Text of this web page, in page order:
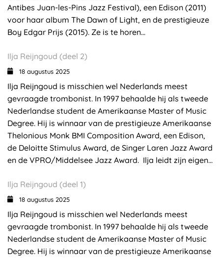
Antibes Juan-les-Pins Jazz Festival), een Edison (2011)
voor haar album The Dawn of Light, en de prestigieuze
Boy Edgar Prijs (2015). Ze is te horen...
Ilja Reijngoud (deel 2)
18 augustus 2025
Ilja Reijngoud is misschien wel Nederlands meest
gevraagde trombonist. In 1997 behaalde hij als tweede
Nederlandse student de Amerikaanse Master of Music
Degree. Hij is winnaar van de prestigieuze Amerikaanse
Thelonious Monk BMI Composition Award, een Edison,
de Deloitte Stimulus Award, de Singer Laren Jazz Award
en de VPRO/Middelsee Jazz Award. Ilja leidt zijn eigen...
Ilja Reijngoud (deel 1)
18 augustus 2025
Ilja Reijngoud is misschien wel Nederlands meest
gevraagde trombonist. In 1997 behaalde hij als tweede
Nederlandse student de Amerikaanse Master of Music
Degree. Hij is winnaar van de prestigieuze Amerikaanse